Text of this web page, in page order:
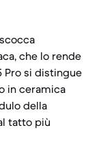
che lo rende
Pro si distingue
in ceramica
della
tatto più